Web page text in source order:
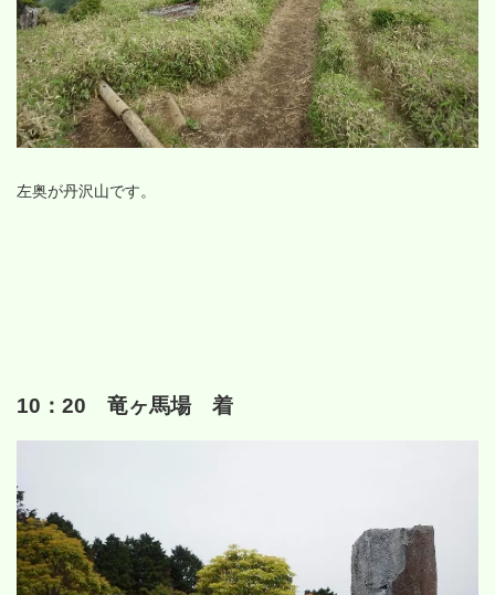
左奥が丹沢山です。
10：20 竜ヶ馬場 着